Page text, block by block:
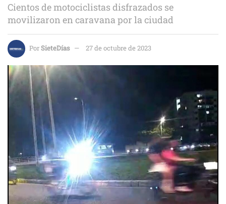
Cientos de motociclistas disfrazados se
movilizaron en caravana por la ciudad
PorSieteDías 27 de octubre de 2023